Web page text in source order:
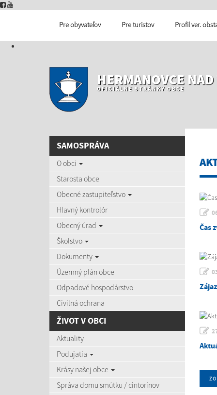
Pre obyvateľov Pre turistov Profil ver.
HERMANOVCE
OFICIÁLNE STRÁNKY OBCE
SAMOSPRÁVA
O obci
Starosta obce
Obecné zastupiteľstvo
Hlavný kontrolór
Obecný úrad
Školstvo
Dokumenty
Územný plán obce
Odpadové hospodárstvo
Civilná ochrana
ŽIVOT V OBCI
Aktuality
Podujatia
Krásy našej obce
Správa domu smútku / cintorínov
Čas